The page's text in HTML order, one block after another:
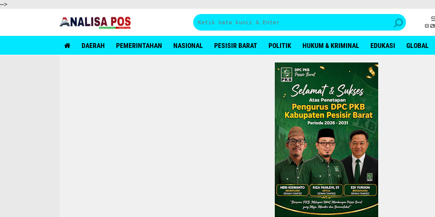
-->
menyajikan berita terkini dan membangun
8
DAERAH PEMERINTAHAN NASIONAL PESISIR BARAT POLITIK HUKUM & KRIMINAL EDUKASI GLOBAL